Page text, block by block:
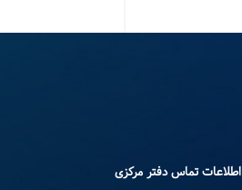
اطلاعات تماس دفتر مرکزی